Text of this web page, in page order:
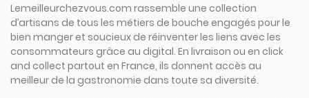
Lemeilleurchezvous.com rassemble une collection
d’artisans de tous les métiers de bouche engagés pour le
bien manger et soucieux de réinventer les liens avec les
consommateurs grâce au digital. En livraison ou en click
and collect partout en France, ils donnent accès au
meilleur de la gastronomie dans toute sa diversité.